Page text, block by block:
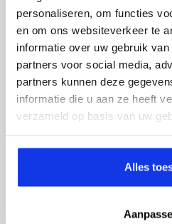
personaliseren, om functies
en om ons websiteverkeer te
informatie over uw gebruik
partners voor social media,
partners kunnen deze
informatie die u aan ze heeft
verzameld op basis van uw
Alles
Inruilvoorstel op
Vul hier je gegevens in en
inruilauto mee te sturen.
Kenteken huidige auto